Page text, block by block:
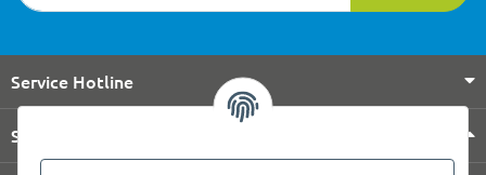
Service Hotline
Shop Service